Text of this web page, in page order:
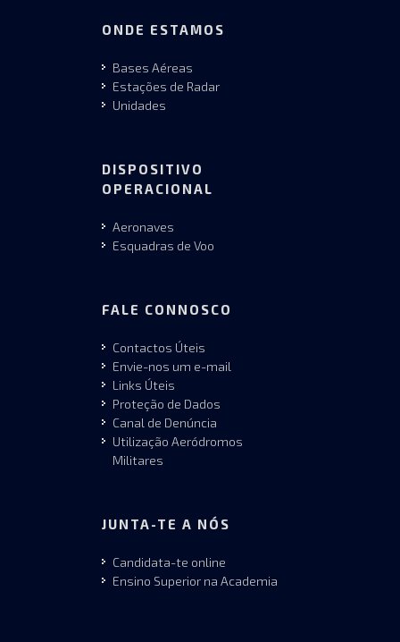
ONDE ESTAMOS
Bases Aéreas
Estações de Radar
Unidades
DISPOSITIVO
OPERACIONAL
Aeronaves
Esquadras de Voo
FALE CONNOSCO
Contactos Úteis
Envie-nos um e-mail
Links Úteis
Proteção de Dados
Canal de Denúncia
Utilização Aeródromos
Militares
JUNTA-TE A NÓS
Candidata-te online
Ensino Superior na Academia